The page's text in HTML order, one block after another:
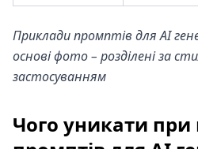
Приклади промптів для AI
основі фото – розділені за
застосуванням
Чого уникати при